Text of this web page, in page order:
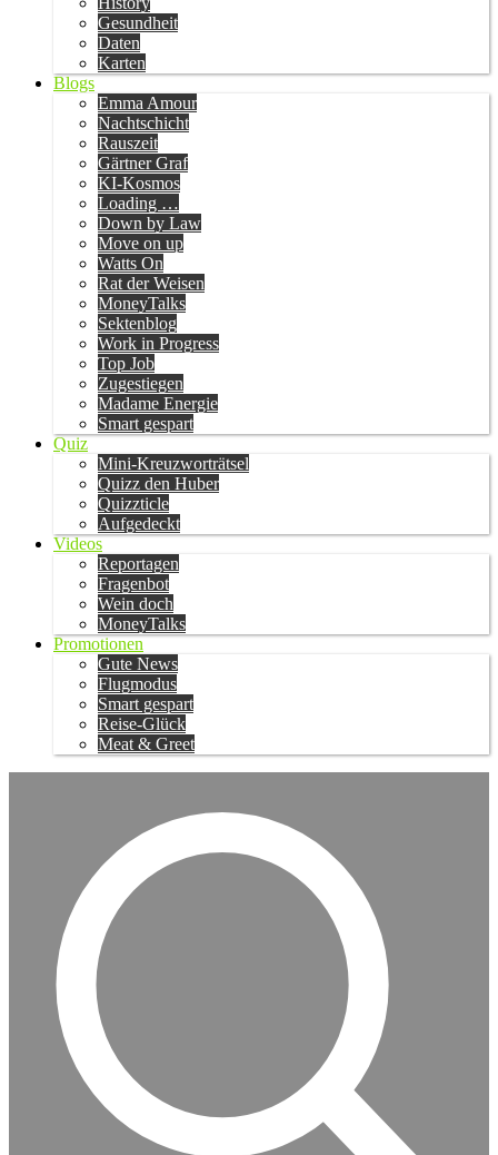
Gesundheit
Daten
Karten
Blogs
Emma Amour
Nachtschicht
Rauszeit
Gärtner Graf
KI-Kosmos
Loading …
Down by Law
Move on up
Watts On
Rat der Weisen
MoneyTalks
Sektenblog
Work in Progress
Top Job
Zugestiegen
Madame Energie
Smart gespart
Quiz
Mini-Kreuzworträtsel
Quizz den Huber
Quizzticle
Aufgedeckt
Videos
Reportagen
Fragenbot
Wein doch
MoneyTalks
Promotionen
Gute News
Flugmodus
Smart gespart
Reise-Glück
Meat & Greet